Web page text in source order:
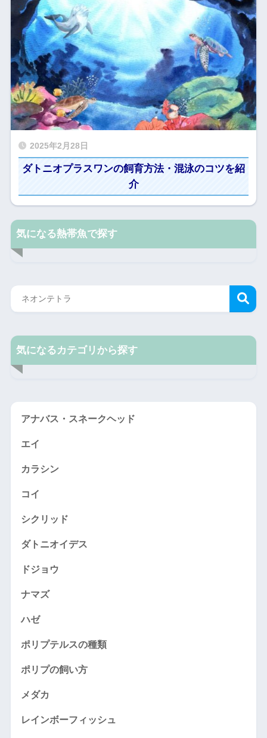
2025年2月28日
ダトニオプラスワンの飼育方法・混泳のコツを紹
介
気になる熱帯魚で探す
気になるカテゴリから探す
アナバス・スネークヘッド
エイ
カラシン
コイ
シクリッド
ダトニオイデス
ドジョウ
ナマズ
ハゼ
ポリプテルスの種類
ポリプの飼い方
メダカ
レインボーフィッシュ